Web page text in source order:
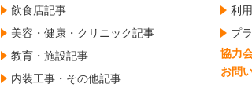
飲食店記事
美容・健康・クリニック記事
教育・施設記事
内装工事・その他記事
利
プ
協力
お問